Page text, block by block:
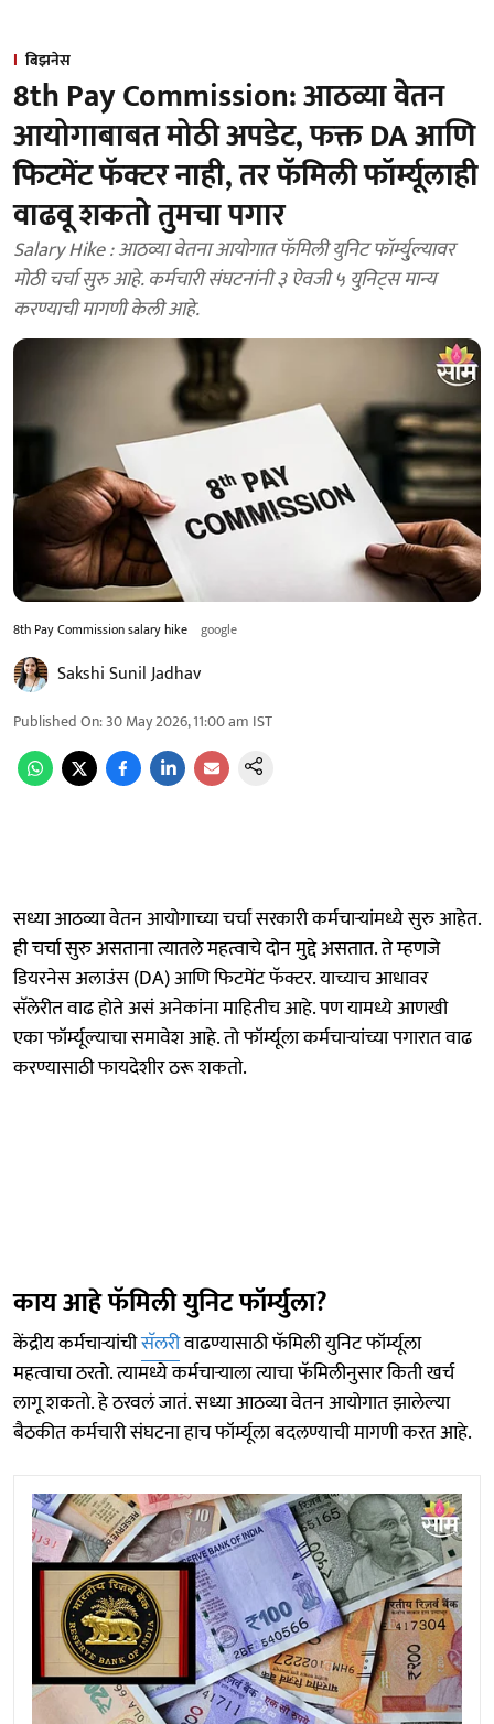
बिझनेस
8th Pay Commission: आठव्या वेतन
आयोगाबाबत मोठी अपडेट, फक्त DA आणि
फिटमेंट फॅक्टर नाही, तर फॅमिली फॉर्म्यूलाही
वाढवू शकतो तुमचा पगार
Salary Hike : आठव्या वेतना आयोगात फॅमिली युनिट फॉर्म्यु्ल्यावर
मोठी चर्चा सुरु आहे. कर्मचारी संघटनांनी ३ ऐवजी ५ युनिट्स मान्य
करण्याची मागणी केली आहे.
8th Pay Commission salary hike google
Sakshi Sunil Jadhav
Published On:30 May 2026, 11:00 am IST
सध्या आठव्या वेतन आयोगाच्या चर्चा सरकारी कर्मचाऱ्यांमध्ये सुरु आहेत.
ही चर्चा सुरु असताना त्यातले महत्वाचे दोन मुद्दे असतात. ते म्हणजे
डियरनेस अलाउंस (DA) आणि फिटमेंट फॅक्टर. याच्याच आधावर
सॅलेरीत वाढ होते असं अनेकांना माहितीच आहे. पण यामध्ये आणखी
एका फॉर्म्यूल्याचा समावेश आहे. तो फॉर्म्यूला कर्मचाऱ्यांच्या पगारात वाढ
करण्यासाठी फायदेशीर ठरू शकतो.
काय आहे फॅमिली युनिट फॉर्म्युला?
केंद्रीय कर्मचाऱ्यांचीसॅलरीवाढण्यासाठी फॅमिली युनिट फॉर्म्यूला
महत्वाचा ठरतो. त्यामध्ये कर्मचाऱ्याला त्याचा फॅमिलीनुसार किती खर्च
लागू शकतो. हे ठरवलं जातं. सध्या आठव्या वेतन आयोगात झालेल्या
बैठकीत कर्मचारी संघटना हाच फॉर्म्यूला बदलण्याची मागणी करत आहे.